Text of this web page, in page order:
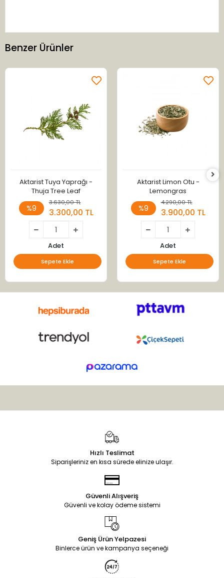
Benzer Ürünler
Aktarist Tuya Yaprağı -
Thuja Tree Leaf
%9
3.630,00 TL
3.300,00 TL
Adet
Sepete Ekle
Aktarist Limon Otu -
Lemongras
%9
4.290,00 TL
3.900,00 TL
Adet
Sepete Ekle
Hızlı Teslimat
Siparişleriniz en kısa sürede elinize ulaşır.
Güvenli Alışveriş
Güvenli ve kolay ödeme sistemi
Geniş Ürün Yelpazesi
Binlerce ürün ve kampanya seçeneği